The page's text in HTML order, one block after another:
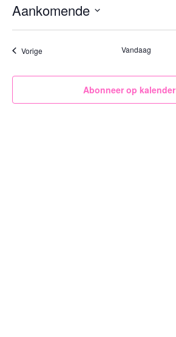
Aankomende
datum.
VorigeEvenementen Vandaag
Abonneer op kalender